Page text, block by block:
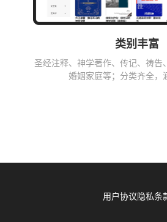
类别丰富
圣经注释、神学著作、传记、祷告
婚姻家庭等；分类齐全，
用户协议隐私条